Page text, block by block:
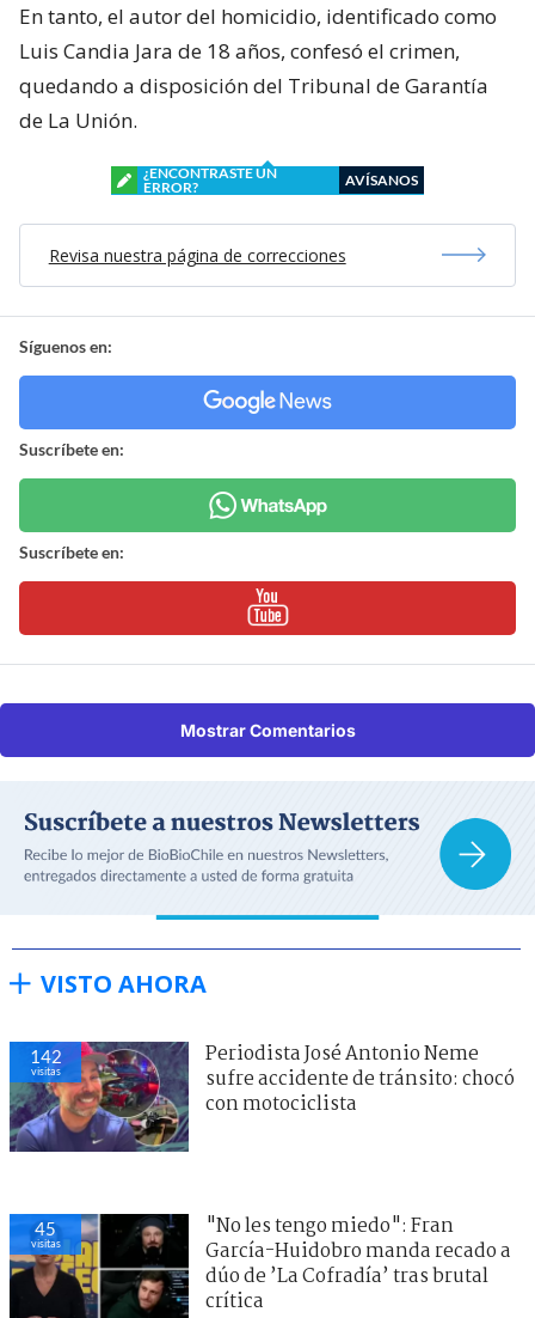
En tanto, el autor del homicidio, identificado como
Luis Candia Jara de 18 años, confesó el crimen,
quedando a disposición del Tribunal de Garantía
de La Unión.
¿ENCONTRASTE UN
ERROR?
AVÍSANOS
Revisa nuestra página de correcciones
Síguenos en:
Suscríbete en:
Suscríbete en:
Mostrar Comentarios
VISTO AHORA
142
visitas
Periodista José Antonio Neme
sufre accidente de tránsito: chocó
con motociclista
45
visitas
"No les tengo miedo": Fran
García-Huidobro manda recado a
dúo de ’La Cofradía’ tras brutal
crítica